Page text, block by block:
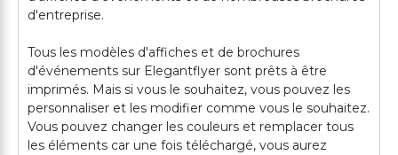
d'entreprise.
Tous les modèles d'affiches et de brochures
d'événements sur Elegantflyer sont prêts à être
imprimés. Mais si vous le souhaitez, vous pouvez les
personnaliser et les modifier comme vous le souhaitez.
Vous pouvez changer les couleurs et remplacer tous
les éléments car une fois téléchargé, vous aurez